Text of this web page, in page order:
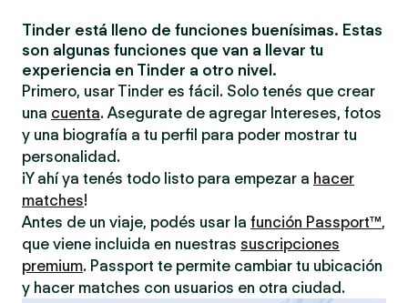
Tinder está lleno de funciones buenísimas. Estas
son algunas funciones que van a llevar tu
experiencia en Tinder a otro nivel.
Primero, usar Tinder es fácil. Solo tenés que crear
una cuenta. Asegurate de agregar Intereses, fotos
y una biografía a tu perfil para poder mostrar tu
personalidad.
¡Y ahí ya tenés todo listo para empezar a hacer
matches!
Antes de un viaje, podés usar la función Passport™,
que viene incluida en nuestras suscripciones
premium. Passport te permite cambiar tu ubicación
y hacer matches con usuarios en otra ciudad.